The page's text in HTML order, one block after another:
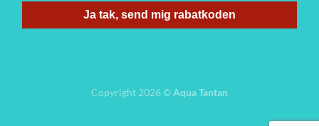
Ja tak, send mig rabatkoden
Copyright 2026 ©Aqua Tantan